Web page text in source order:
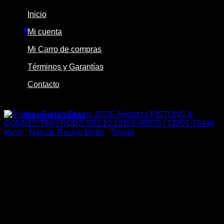
0
Volver a la tienda
Inicio
Mi cuenta
Mi Carro de compras
Términos y Garantías
Contacto
Inicio Marcas Racing Motor Toyota